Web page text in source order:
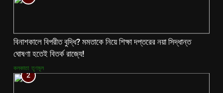
বিনাশকালে বিপরীত বুদ্ধি? মমতাকে নিয়ে শিক্ষা দপ্তরের নয়া সিদ্ধান্ত
ঘোষণা হতেই বিতর্ক রাজ্যে!
কলকাতা তৃণমূল
2